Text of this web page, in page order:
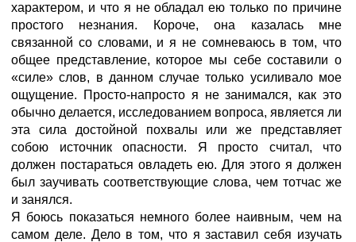
характером, и что я не обладал ею только по причине
простого незнания. Короче, она казалась мне
связанной со словами, и я не сомневаюсь в том, что
общее представление, которое мы себе составили о
«силе» слов, в данном случае только усиливало мое
ощущение. Просто-напросто я не занимался, как это
обычно делается, исследованием вопроса, является ли
эта сила достойной похвалы или же представляет
собою источник опасности. Я просто считал, что
должен постараться овладеть ею. Для этого я должен
был заучивать соответствующие слова, чем тотчас же
и занялся.
Я боюсь показаться немного более наивным, чем на
самом деле. Дело в том, что я заставил себя изучать